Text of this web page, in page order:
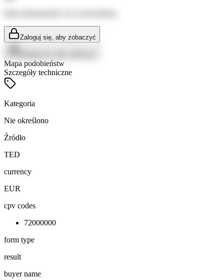
Zaloguj się, aby zobaczyć
Mapa podobieństw
Szczegóły techniczne
Kategoria
Nie określono
Źródło
TED
currency
EUR
cpv codes
72000000
form type
result
buyer name